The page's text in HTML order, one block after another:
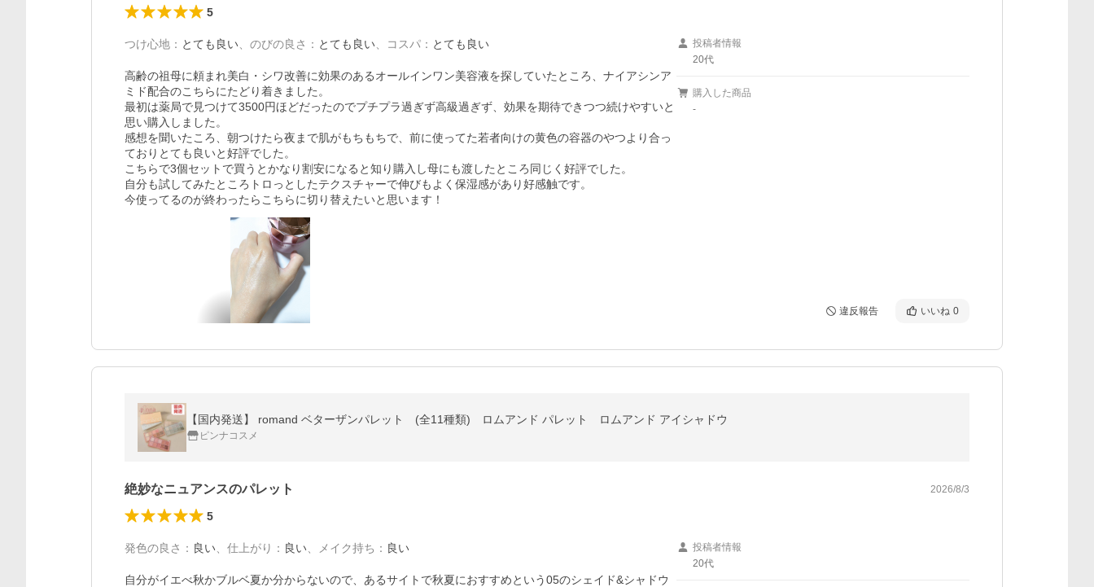
5
つけ心地 ： とても良い のびの良さ ： とても良い コスパ ： とても良い
高齢の祖母に頼まれ美白・シワ改善に効果のあるオールインワン美容液を探していたところ、ナイアシンア
ミド配合のこちらにたどり着きました。
最初は薬局で見つけて3500円ほどだったのでプチプラ過ぎず高級過ぎず、効果を期待できつつ続けやすいと
思い購入しました。
感想を聞いたころ、朝つけたら夜まで肌がもちもちで、前に使ってた若者向けの黄色の容器のやつより合っ
ておりとても良いと好評でした。
こちらで3個セットで買うとかなり割安になると知り購入し母にも渡したところ同じく好評でした。
自分も試してみたところトロっとしたテクスチャーで伸びもよく保湿感があり好感触です。
今使ってるのが終わったらこちらに切り替えたいと思います！
投稿者情報
20代
購入した商品
-
違反報告 いいね 0
【国内発送】 romand ベターザンパレット (全11種類) ロムアンド パレット ロムアンド アイシャドウ
ピンナコスメ
絶妙なニュアンスのパレット 2026/8/3
5
発色の良さ ： 良い 仕上がり ： 良い メイク持ち ： 良い
自分がイエべ秋かブルベ夏か分からないので、あるサイトで秋夏におすすめという05のシェイド&シャドウ
投稿者情報
20代